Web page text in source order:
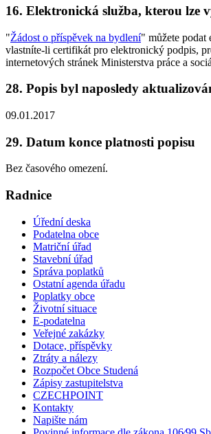
16. Elektronická služba, kterou lze
"Žádost o příspěvek na bydlení" můžete podat
vlastníte-li certifikát pro elektronický podpis,
internetových stránek Ministerstva práce a
28. Popis byl naposledy
09.01.2017
29. Datum konce platnosti popisu
Bez časového omezení.
Radnice
Úřední deska
Podatelna obce
Matriční úřad
Stavební úřad
Správa poplatků
Ostatní agenda úřadu
Poplatky obce
Životní situace
E-podatelna
Veřejné zakázky
Dotace, příspěvky
Ztráty a nálezy
Rozpočet Obce Studená
Zápisy zastupitelstva
CZECHPOINT
Kontakty
Napište nám